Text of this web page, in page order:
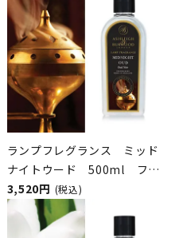
ランプフレグランス ミッド
ナイトウード 500ml フレ
グランスランプ用オイル
ASHLEIGH&BURWOOD（ア
シュレイアンドバーウッド）
3,520円 (税込)